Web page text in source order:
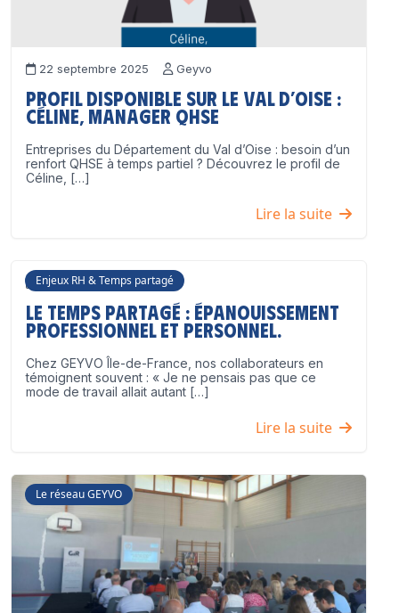
22 septembre 2025 Geyvo
Profil disponible sur le Val d’Oise :
Céline, Manager QHSE
Entreprises du Département du Val d’Oise : besoin d’un
renfort QHSE à temps partiel ? Découvrez le profil de
Céline, […]
Lire la suite
Enjeux RH & Temps partagé
17 juillet 2025 Geyvo
Le temps partagé : épanouissement
professionnel ET personnel.
Chez GEYVO Île-de-France, nos collaborateurs en
témoignent souvent : « Je ne pensais pas que ce
mode de travail allait autant […]
Lire la suite
Le réseau GEYVO